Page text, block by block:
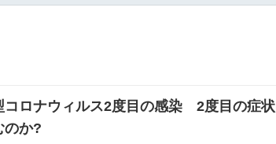
コロナウィルス2度目の感染 2度目の症状
のか?